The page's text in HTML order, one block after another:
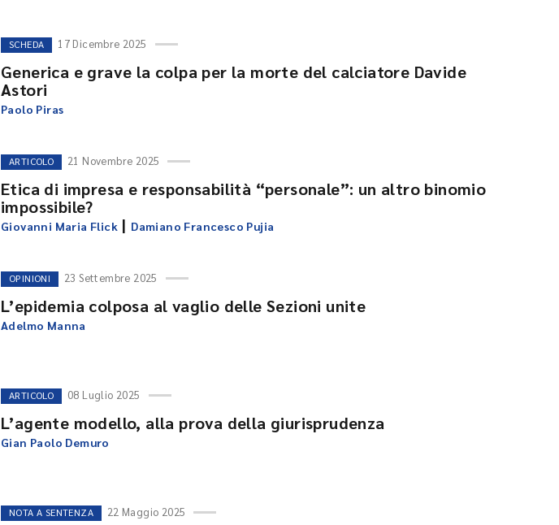
SCHEDA 17 Dicembre 2025
Generica e grave la colpa per la morte del calciatore Davide
Astori
Paolo Piras
ARTICOLO 21 Novembre 2025
Etica di impresa e responsabilità “personale”: un altro binomio
impossibile?
Giovanni Maria Flick | Damiano Francesco Pujia
OPINIONI 23 Settembre 2025
L’epidemia colposa al vaglio delle Sezioni unite
Adelmo Manna
ARTICOLO 08 Luglio 2025
L’agente modello, alla prova della giurisprudenza
Gian Paolo Demuro
NOTA A SENTENZA 22 Maggio 2025